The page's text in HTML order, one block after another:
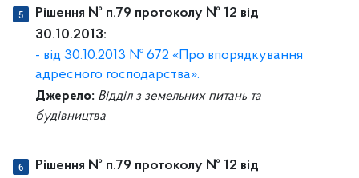
Рішення № п.79 протоколу № 12 від
30.10.2013:
- від 30.10.2013 № 672 «Про впорядкування
адресного господарства».
Джерело: Відділ з земельних питань та
будівництва
Рішення № п.79 протоколу № 12 від